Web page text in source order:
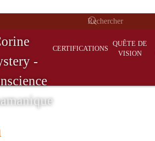
CERTIFICATIONS
QUÊTE DE
VISION